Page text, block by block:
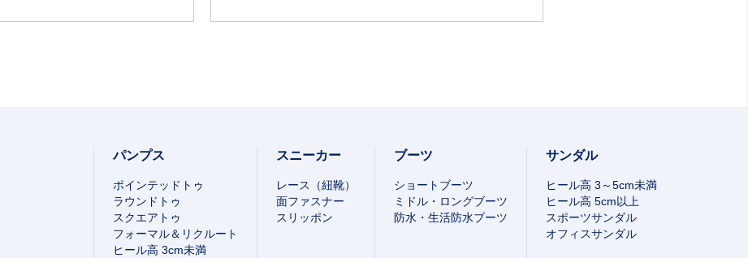
パンプス
ポインテッドトゥ
ラウンドトゥ
スクエアトゥ
フォーマル＆リクルート
ヒール高 3cm未満
スニーカー
レース（紐靴）
面ファスナー
スリッポン
ブーツ
ショートブーツ
ミドル・ロングブーツ
防水・生活防水ブーツ
サンダル
ヒール高 3～5cm未満
ヒール高 5cm以上
スポーツサンダル
オフィスサンダル